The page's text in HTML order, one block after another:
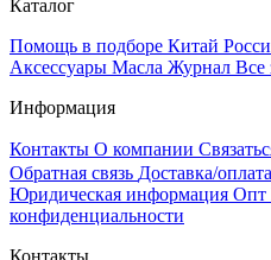
Каталог
Помощь в подборе Китай
Аксессуары Масла Журнал Все
Информация
Контакты О компании
Обратная связь Доставка/оплата
Юридическая информация Опт
конфиденциальности
Контакты